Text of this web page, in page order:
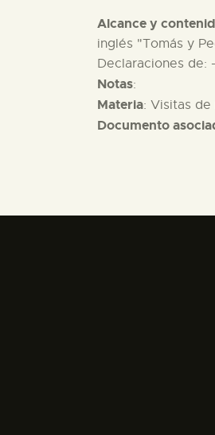
Alcance y
inglés "Tomás y
Declaraciones de:
Notas:
Materia: Visitas de
Documento